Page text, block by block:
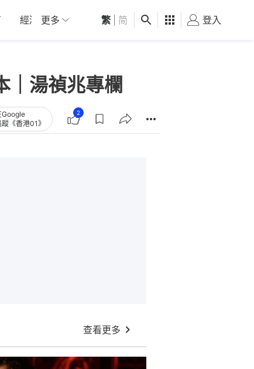
經濟 01深圳 觀點 健康 好食玩飛
更多 繁 简 登入
湯禎兆專欄
Google
《香港01》
2
查看更多